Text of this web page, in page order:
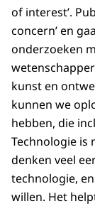
of interest’.
concern’ en
onderzoeken
kunst en
kunnen we
hebben, die
Technologie is
denken veel
technologie,
willen. Het